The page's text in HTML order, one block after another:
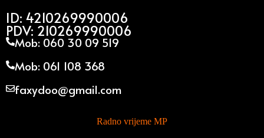
ID: 4210269990006
PDV: 210269990006
Mob: 060 30 09 519
Mob: 061 108 368
faxydoo@gmail.com
Radno vrijeme MP